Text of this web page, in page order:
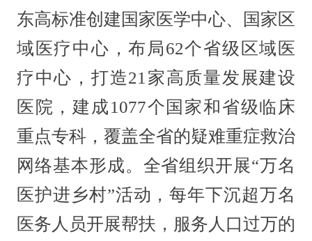
东高标准创建国家医学中心、国家区
域医疗中心，布局62个省级区域医
疗中心，打造21家高质量发展建设
医院，建成1077个国家和省级临床
重点专科，覆盖全省的疑难重症救治
网络基本形成。全省组织开展“万名
医护进乡村”活动，每年下沉超万名
医务人员开展帮扶，服务人口过万的